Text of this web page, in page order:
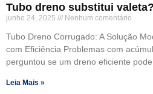
Tubo dreno substitui
junho 24, 2025 Nenhum comentário
Tubo Dreno Corrugado: A Solução
com Eficiência Problemas com
perguntou se um dreno eficiente
Leia Mais »